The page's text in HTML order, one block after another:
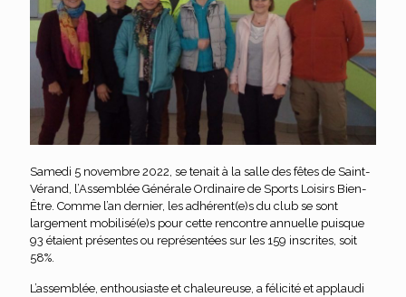
Samedi 5 novembre 2022, se tenait à la salle des fêtes de Saint-
Vérand, l’Assemblée Générale Ordinaire de Sports Loisirs Bien-
Être. Comme l’an dernier, les adhérent(e)s du club se sont
largement mobilisé(e)s pour cette rencontre annuelle puisque
93 étaient présentes ou représentées sur les 159 inscrites, soit
58%.
L’assemblée, enthousiaste et chaleureuse, a félicité et applaudi